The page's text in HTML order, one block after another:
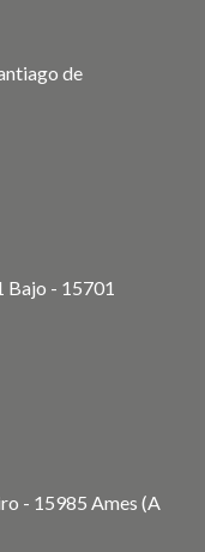
de
Bajo - 15701
- 15985 Ames (A